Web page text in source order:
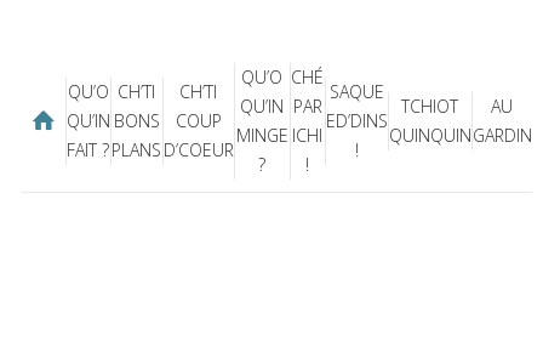
QU’O
QU’IN
FAIT ?
CH’TI
BONS
PLANS
CH’TI
COUP
D’COEUR
QU’O
QU’IN
MINGE
?
CHÉ
PAR
ICHI
!
SAQUE
ED’DINS
!
TCHIOT
QUINQUIN
AU
GARDIN